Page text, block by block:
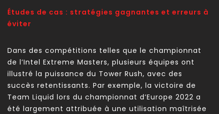
Études de cas : stratégies gagnantes et erreurs à
éviter
Dans des compétitions telles que le championnat
de l’Intel Extreme Masters, plusieurs équipes ont
illustré la puissance du Tower Rush, avec des
succès retentissants. Par exemple, la victoire de
Team Liquid lors du championnat d’Europe 2022 a
été largement attribuée à une utilisation maîtrisée